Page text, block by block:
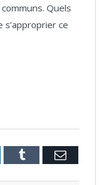
Quels
ce
Tumblr Email